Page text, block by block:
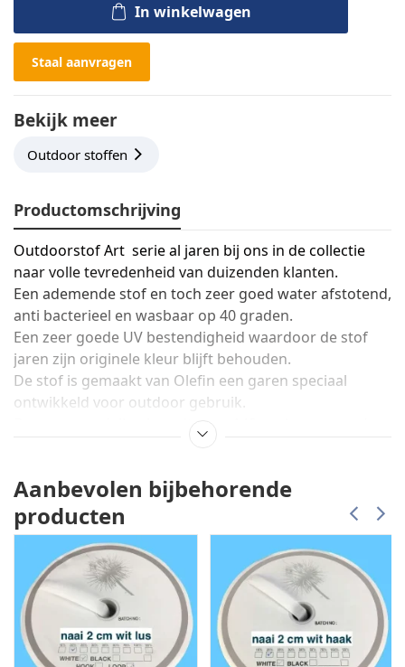
In winkelwagen
Staal aanvragen
Bekijk meer
Outdoor stoffen
Productomschrijving
Outdoorstof Art serie al jaren bij ons in de collectie
naar volle tevredenheid van duizenden klanten.
Een ademende stof en toch zeer goed water afstotend,
anti bacterieel en wasbaar op 40 graden.
Een zeer goede UV bestendigheid waardoor de stof
jaren zijn originele kleur blijft behouden.
De stof is gemaakt van Olefin een garen speciaal
ontwikkeld voor outdoor gebruik.
schouders boven de concurrentie uit.
Een stof met body die zeer goed op een huishoud
naaimachine te verwerken is liefst een zo dun
mogelijke naald gebruiken.
Stof niet in de wasdroger doen en niet strijken even
aan de waslijn ,is zeer snel droog.
Aanbevolen bijbehorende
producten